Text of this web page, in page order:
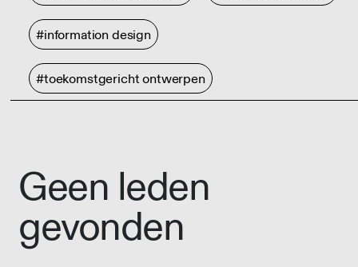
#information design
#toekomstgericht ontwerpen
Geen leden
gevonden